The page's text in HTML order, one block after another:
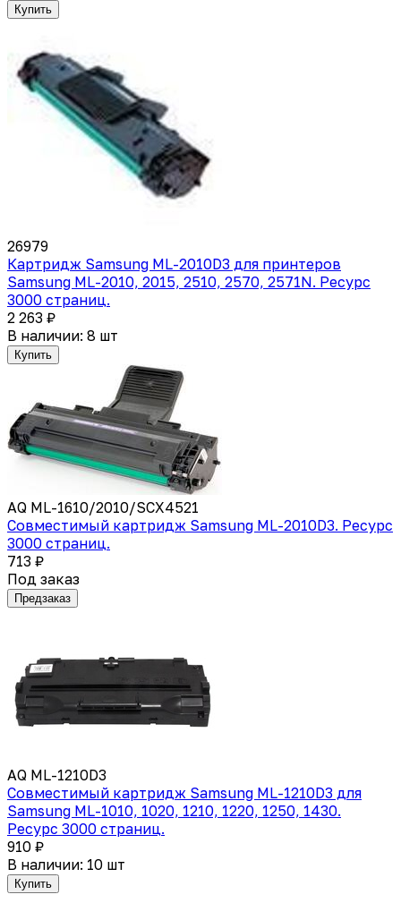
Купить
26979
Картридж Samsung ML-2010D3 для принтеров
Samsung ML-2010, 2015, 2510, 2570, 2571N. Ресурс
3000 страниц.
2 263 ₽
В наличии: 8 шт
Купить
AQ ML-1610/2010/SCX4521
Совместимый картридж Samsung ML-2010D3. Ресурс
3000 страниц.
713 ₽
Под заказ
Предзаказ
AQ ML-1210D3
Совместимый картридж Samsung ML-1210D3 для
Samsung ML-1010, 1020, 1210, 1220, 1250, 1430.
Ресурс 3000 страниц.
910 ₽
В наличии: 10 шт
Купить